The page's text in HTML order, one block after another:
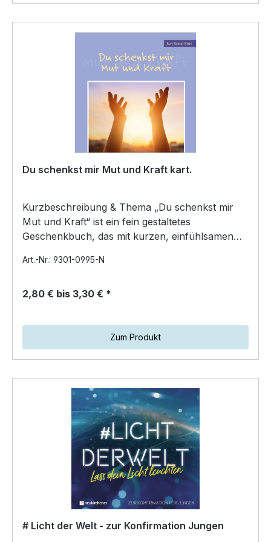
Du schenkst mir Mut und Kraft kart.
Kurzbeschreibung & Thema „Du schenkst mir
Mut und Kraft“ ist ein fein gestaltetes
Geschenkbuch, das mit kurzen, einfühlsamen
Art.-Nr.: 9301-0995-N
2,80 € bis 3,30 € *
Zum Produkt
# Licht der Welt - zur Konfirmation Jungen